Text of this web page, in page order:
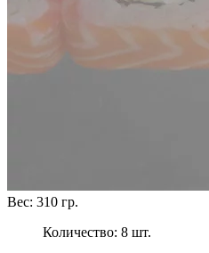
Вес: 310 гр.
Количество: 8 шт.